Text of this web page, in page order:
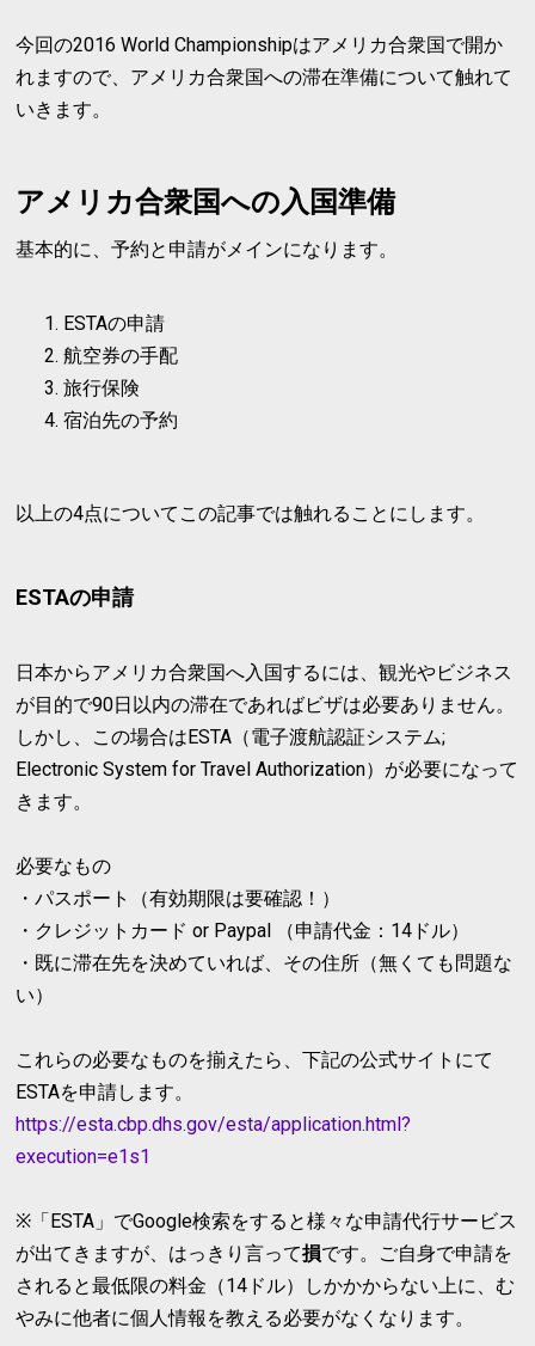
今回の2016 World Championshipはアメリカ合衆国で開か
れますので、アメリカ合衆国への滞在準備について触れて
いきます。
アメリカ合衆国への入国準備
基本的に、予約と申請がメインになります。
ESTAの申請
航空券の手配
旅行保険
宿泊先の予約
以上の4点についてこの記事では触れることにします。
ESTAの申請
日本からアメリカ合衆国へ入国するには、観光やビジネス
が目的で90日以内の滞在であればビザは必要ありません。
しかし、この場合はESTA（電子渡航認証システム;
Electronic System for Travel Authorization）が必要になって
きます。
必要なもの
・パスポート（有効期限は要確認！）
・クレジットカード or Paypal （申請代金：14ドル）
・既に滞在先を決めていれば、その住所（無くても問題な
い）
これらの必要なものを揃えたら、下記の公式サイトにて
ESTAを申請します。
https://esta.cbp.dhs.gov/esta/application.html?
execution=e1s1
※「ESTA」でGoogle検索をすると様々な申請代行サービス
が出てきますが、はっきり言って損です。ご自身で申請を
されると最低限の料金（14ドル）しかかからない上に、む
やみに他者に個人情報を教える必要がなくなります。